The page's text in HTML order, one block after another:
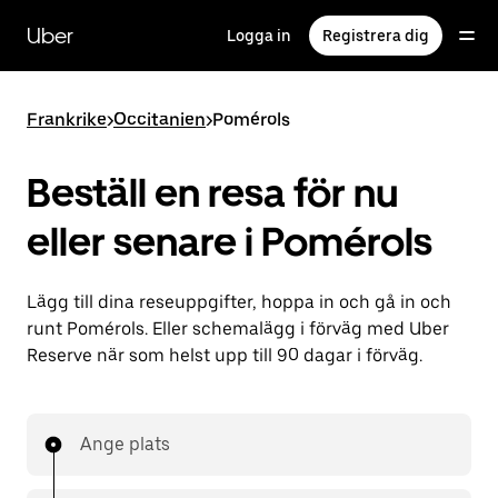
huvudinnehållet
Uber Logga in Registrera dig
Frankrike>Occitanien>Pomérols
Beställ en resa för nu
eller senare i Pomérols
Lägg till dina reseuppgifter, hoppa in och gå in och
runt Pomérols. Eller schemalägg i förväg med Uber
Reserve när som helst upp till 90 dagar i förväg.
Ange plats